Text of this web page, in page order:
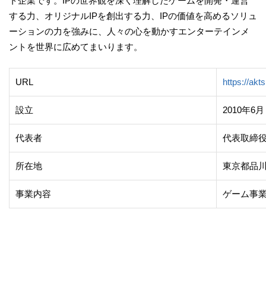
する力、オリジナルIPを創出する力、IPの価値を高めるソリュ
ーションの力を強みに、人々の心を動かすエンターテインメ
ントを世界に広めてまいります。
URL https://
設立 2010年6月
代表者 代表取締
所在地 東京都品
事業内容 ゲーム事